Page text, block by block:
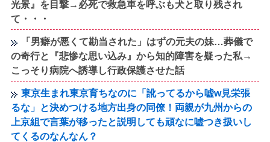
光景』を目撃→必死で救急車を呼ぶも犬と取り残され
て・・・
「男癖が悪くて勘当された」はずの元夫の妹…葬儀で
の奇行と『悲惨な思い込み』から知的障害を疑った私→
こっそり病院へ誘導し行政保護させた話
東京生まれ東京育ちなのに「訛ってるから嘘w見栄張
るな」と決めつける地方出身の同僚！両親が九州からの
上京組で言葉が移ったと説明しても頑なに嘘つき扱いし
てくるのなんなん？